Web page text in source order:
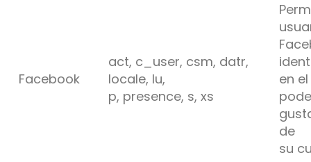
Facebook
act, c_user, csm, datr,
locale, lu,
p, presence, s, xs
en
de
su